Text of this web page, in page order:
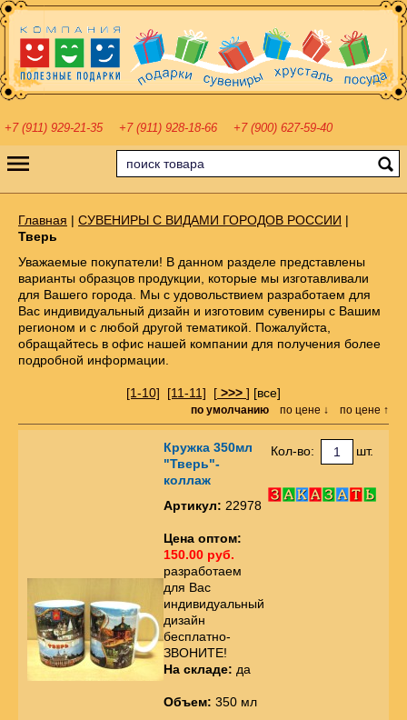
+7 (911) 929-21-35 +7 (911) 928-18-66 +7 (900) 627-59-40
Главная | СУВЕНИРЫ С ВИДАМИ ГОРОДОВ РОССИИ |
Тверь
Уважаемые покупатели! В данном разделе представлены
варианты образцов продукции, которые мы изготавливали
для Вашего города. Мы с удовольствием разработаем для
Вас индивидуальный дизайн и изготовим сувениры с Вашим
регионом и с любой другой тематикой. Пожалуйста,
обращайтесь в офис нашей компании для получения более
подробной информации.
[1-10] [11-11] [ >>> ] [все]
по умолчанию по цене ↓ по цене ↑
Кружка 350мл
"Тверь"-
коллаж
Артикул: 22978
Цена оптом:
150.00 руб.
разработаем
для Вас
индивидуальный
дизайн
бесплатно-
ЗВОНИТЕ!
На складе: да
Объем: 350 мл
Кол-во: шт.